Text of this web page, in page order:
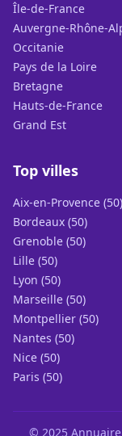
Île-de-France
Auvergne-Rhône-
Occitanie
Pays de la Loire
Bretagne
Hauts-de-France
Grand Est
Top villes
Aix-en-Provence (50)
Bordeaux (50)
Grenoble (50)
Lille (50)
Lyon (50)
Marseille (50)
Montpellier (50)
Nantes (50)
Nice (50)
Paris (50)
© 2025